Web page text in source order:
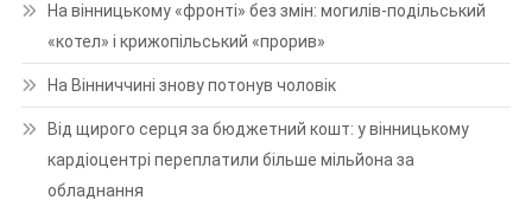
На вінницькому «фронті» без змін: могилів-подільський
«котел» і крижопільський «прорив»
На Вінниччині знову потонув чоловік
Від щирого серця за бюджетний кошт: у вінницькому
кардіоцентрі переплатили більше мільйона за
обладнання